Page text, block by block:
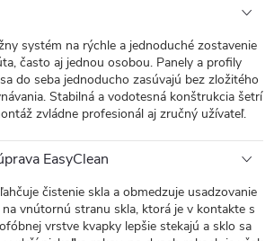
systém na rýchle a jednoduché zostavenie
často aj jednou osobou. Panely a profily
do seba jednoducho zasúvajú bez zložitého
Stabilná a vodotesná konštrukcia šetrí
zvládne profesionál aj zručný užívateľ.
EasyClean
čistenie skla a obmedzuje usadzovanie
vnútornú stranu skla, ktorá je v kontakte s
vrstve kvapky lepšie stekajú a sklo sa